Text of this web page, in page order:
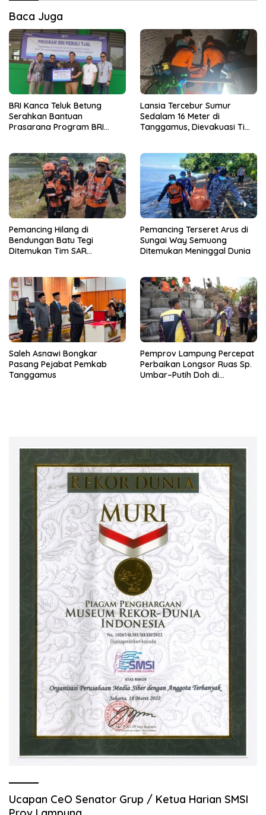
Baca Juga
BRI Kanca Teluk Betung
Serahkan Bantuan
Prasarana Program BRI
LAZDAI
Lansia Tercebur Sumur
Sedalam 16 Meter di
Tanggamus, Dievakuasi Tim
Pemancing Hilang di
Bendungan Batu Tegi
Ditemukan Tim SAR
Pemancing Terseret Arus di
Sungai Way Semuong
Ditemukan Meninggal Dunia
Saleh Asnawi Bongkar
Pasang Pejabat Pemkab
Tanggamus
Pemprov Lampung Percepat
Perbaikan Longsor Ruas Sp.
Umbar–Putih Doh di
Ucapan CeO Senator Grup / Ketua Harian SMSI